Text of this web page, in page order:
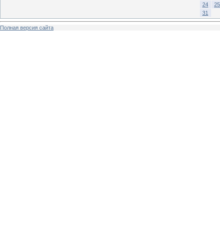
24
25
31
Полная версия сайта